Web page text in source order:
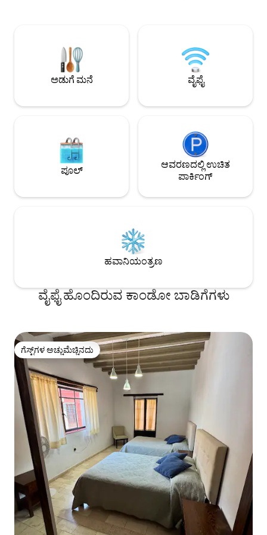
ಬೆಡ್‌ರೂಮ್ 2 ಕ್ಲೋಸೆಟ್‌ಗಳು ಮತ್ತು ನಿಮಗೆ
ಅಸಾಧಾರಣ ರಾತ್ರಿ ವಿಶ್ರಾಂತಿಯನ್ನು
ಖಚಿತಪಡಿಸಿಕೊಳ್ಳಲು ಸಾಕಷ್ಟು ಆರಾಮದಾಯಕವಾದ
ಹಾಸಿಗೆಯನ್ನು ಹೊಂದಿದೆ.
ನಿಮ್ಮನ್ನು
ಇರಿಸುತ್ತದೆ.
ಅಡುಗೆ ಮನೆ ವೈಫೈ
ಪೂಲ್
ಆವರಣದಲ್ಲಿ ಉಚಿತ
ಪಾರ್ಕಿಂಗ್
ಹವಾನಿಯಂತ್ರಣ
ವೈಫೈ ಹೊಂದಿರುವ ಕಾಂಡೋ ಬಾಡಿಗೆಗಳು
ಗೆಸ್ಟ್‌ಗಳ ಅಚ್ಚುಮೆಚ್ಚಿನದು
ಗೆಸ್ಟ್‌ಗಳ ಅಚ್ಚುಮೆಚ್ಚಿನದು